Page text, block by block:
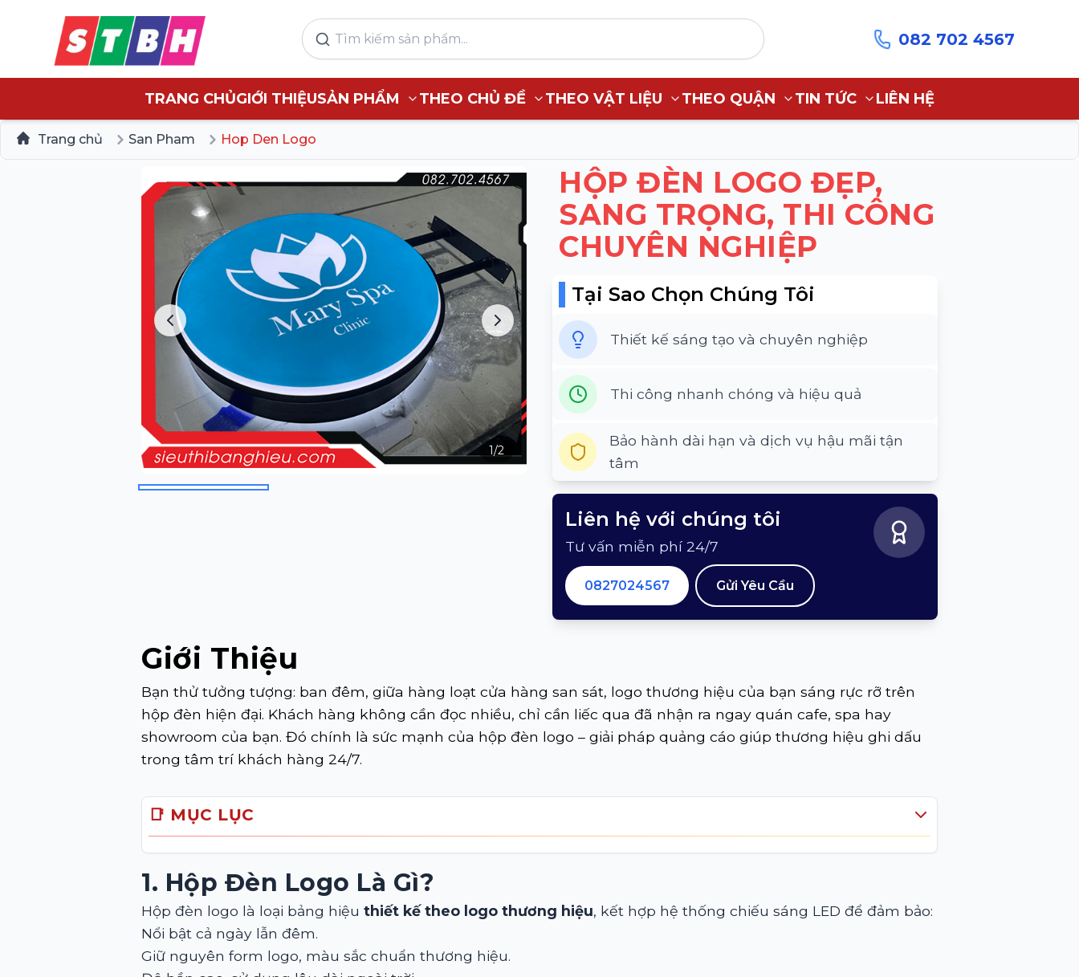
082 702 4567
TRANG CHỦGIỚI THIỆUSẢN PHẨM THEO CHỦ ĐỀ THEO VẬT LIỆU THEO QUẬN TIN TỨC LIÊN HỆ
Trang chủ San Pham Hop Den Logo
HỘP ĐÈN LOGO ĐẸP,
SANG TRỌNG, THI CÔNG
CHUYÊN NGHIỆP
Tại Sao Chọn Chúng Tôi
Thiết kế sáng tạo và chuyên nghiệp
Thi công nhanh chóng và hiệu quả
Bảo hành dài hạn và dịch vụ hậu mãi tận
tâm
Liên hệ với chúng tôi
Tư vấn miễn phí 24/7
0827024567 Gửi Yêu Cầu
1/2
Giới Thiệu
Bạn thử tưởng tượng: ban đêm, giữa hàng loạt cửa hàng san sát, logo thương hiệu của bạn sáng rực rỡ trên
hộp đèn hiện đại. Khách hàng không cần đọc nhiều, chỉ cần liếc qua đã nhận ra ngay quán cafe, spa hay
showroom của bạn. Đó chính là sức mạnh của hộp đèn logo – giải pháp quảng cáo giúp thương hiệu ghi dấu
trong tâm trí khách hàng 24/7.
📑 MỤC LỤC
1. Hộp Đèn Logo Là Gì?
Hộp đèn logo là loại bảng hiệu thiết kế theo logo thương hiệu, kết hợp hệ thống chiếu sáng LED để đảm bảo:
Nổi bật cả ngày lẫn đêm.
Giữ nguyên form logo, màu sắc chuẩn thương hiệu.